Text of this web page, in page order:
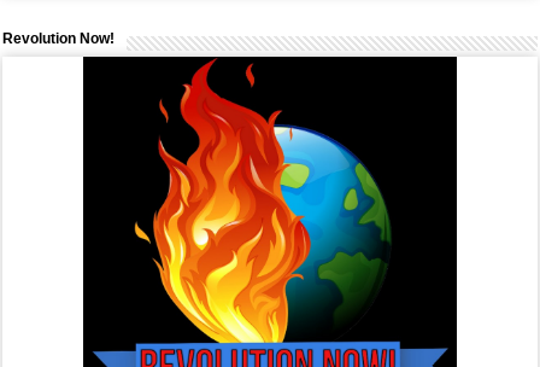
Revolution Now!